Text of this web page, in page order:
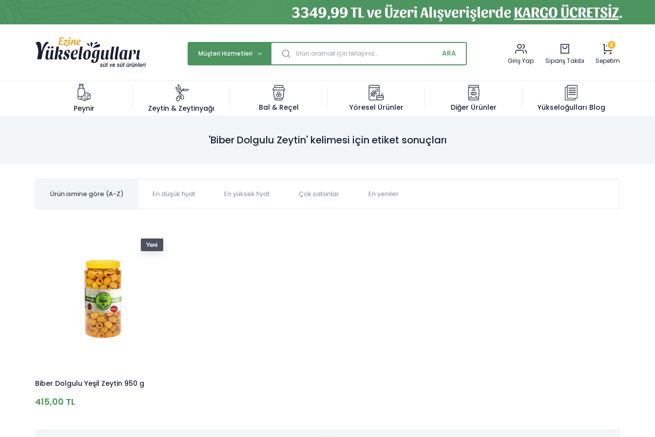
Müşteri Hizmetleri
Giriş Yap
Sipariş Takibi
0
Sepetim
Peynir Zeytin & Zeytinyağı Bal & Reçel Yöresel Ürünler Diğer Ürünler Yükseloğulları Blog
'Biber Dolgulu Zeytin' kelimesi için etiket sonuçları
Ürün ismine göre (A-Z) En düşük fiyat En yüksek fiyat Çok satanlar En yeniler
Biber Dolgulu Yeşil Zeytin 950 g
415,00 TL